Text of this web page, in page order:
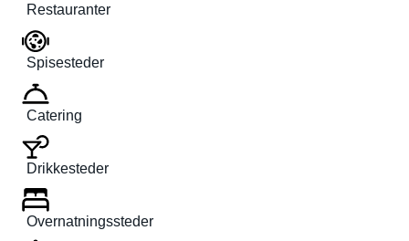
Restauranter
Spisesteder
Catering
Drikkesteder
Overnatningssteder